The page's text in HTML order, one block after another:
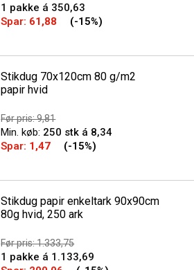
1 pakke á 350,63
Spar: 61,88 (-15%)
Stikdug 70x120cm 80 g/m2
papir hvid
Før pris: 9,81
Min. køb: 250 stk á 8,34
Spar: 1,47 (-15%)
Stikdug papir enkeltark 90x90cm
80g hvid, 250 ark
Før pris: 1.333,75
1 pakke á 1.133,69